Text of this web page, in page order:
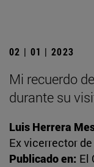
02 | 01 | 2023
Mi recuerdo
durante su
Luis Herrera
Ex vicerrector
Publicado en: El